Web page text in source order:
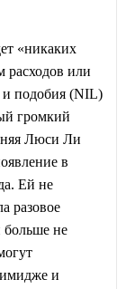
«никаких
расходов или
и подобия (NIL)
громкий
Люси Ли
в
Ей не
разовое
больше не
имидже и